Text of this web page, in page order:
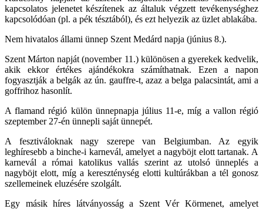
kapcsolatos jelenetet készítenek az általuk végzett tevékenységhez
kapcsolódóan (pl. a pék tésztából), és ezt helyezik az üzlet ablakába.
Nem hivatalos állami ünnep Szent Medárd napja (június 8.).
Szent Márton napját (november 11.) különösen a gyerekek kedvelik,
akik ekkor értékes ajándékokra számíthatnak. Ezen a napon
fogyasztják a belgák az ún. gauffre-t, azaz a belga palacsintát, ami a
goffrihoz hasonlít.
A flamand régió külön ünnepnapja július 11-e, míg a vallon régió
szeptember 27-én ünnepli saját ünnepét.
A fesztiváloknak nagy szerepe van Belgiumban. Az egyik
leghíresebb a binche-i karnevál, amelyet a nagyböjt elott tartanak. A
karnevál a római katolikus vallás szerint az utolsó ünneplés a
nagyböjt elott, míg a kereszténység elotti kultúrákban a tél gonosz
szellemeinek eluzésére szolgált.
Egy másik híres látványosság a Szent Vér Körmenet, amelyet